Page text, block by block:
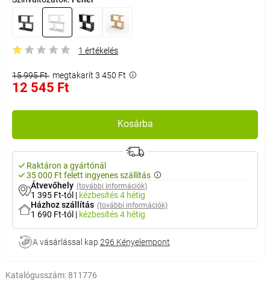
1 értékelés
15 995 Ft megtakarít 3 450 Ft
12 545 Ft
Kosárba
Raktáron a gyártónál
35 000 Ft felett ingyenes szállítás
Átvevőhely (további információk)
1 395 Ft-tól | kézbesítés4 hétig
Házhoz szállítás (további információk)
1 690 Ft-tól | kézbesítés4 hétig
A vásárlással kap 296 Kényelempont
Katalógusszám: 811776